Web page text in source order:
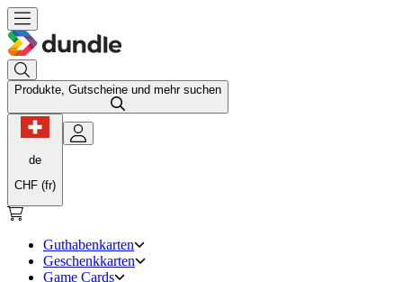
Produkte, Gutscheine und mehr suchen
de
CHF (fr)
Guthabenkarten
Geschenkkarten
Game Cards